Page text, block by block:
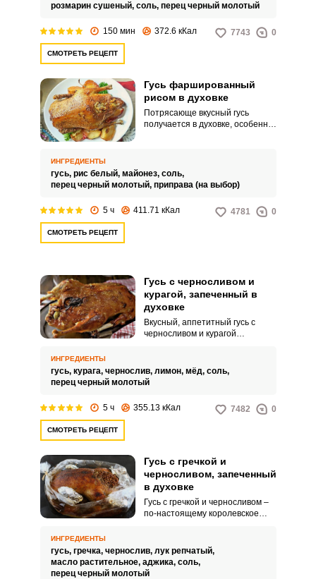
розмарин сушеный, соль, перец черный молотый
150 мин 372.6 кКал 7743 0
СМОТРЕТЬ РЕЦЕПТ
Гусь фаршированный
рисом в духовке
Потрясающе вкусный гусь
получается в духовке, особенно
привлекает к себе внимание!
Очень аппетитно!
ИНГРЕДИЕНТЫ
гусь, рис белый, майонез, соль,
перец черный молотый, приправа (на выбор)
5 ч 411.71 кКал 4781 0
СМОТРЕТЬ РЕЦЕПТ
Гусь с черносливом и
курагой, запеченный в
духовке
Вкусный, аппетитный гусь с
черносливом и курагой
мясо и ароматные сухофрукты
станут прекрасным украшением
ИНГРЕДИЕНТЫ
гусь, курага, чернослив, лимон, мёд, соль,
перец черный молотый
5 ч 355.13 кКал 7482 0
СМОТРЕТЬ РЕЦЕПТ
Гусь с гречкой и
черносливом, запеченный
в духовке
Гусь с гречкой и черносливом –
по-настоящему королевское
его одно удовольствие.
ИНГРЕДИЕНТЫ
гусь, гречка, чернослив, лук репчатый,
масло растительное, аджика, соль,
перец черный молотый